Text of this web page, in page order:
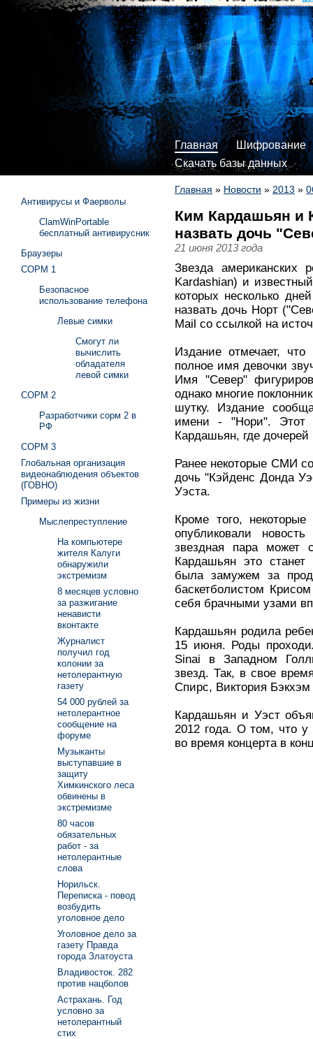
Главная
Шифрование
Скачать базы данных
Главная » Новости » 2013 »
Ким Кардашьян и
назвать дочь
21 июня 2013 года
Звезда американских
Kardashian) и
которых несколько
назвать дочь Норт
Mail со ссылкой на
Издание отмечает,
полное имя девочки
Имя "Север"
однако многие
шутку. Издание
имени - "Нори". Этот
Кардашьян, где дочерей
Ранее некоторые СМИ
дочь "Кэйденс Донда
Уэста.
Кроме того,
опубликовали
звездная пара может
Кардашьян это
была замужем за
баскетболистом
себя брачными узами
Кардашьян родила
15 июня. Роды
Sinai в Западном
звезд. Так, в свое
Спирс, Виктория
Кардашьян и Уэст
2012 года. О том, что у
во время концерта в
Антивирусы и Фаерволы
ClamWinPortable
бесплатный антивирусник
Браузеры
СОРМ 1
Безопасное
использование телефона
Левые симки
Смогут ли
вычислить
обладателя
левой симки
СОРМ 2
Разработчики сорм 2 в
РФ
СОРМ 3
Глобальная организация
видеонаблюдения объектов
(ГОВНО)
Примеры из жизни
Мыслепреступление
На компьютере
жителя Калуги
обнаружили
экстремизм
8 месяцев условно
за разжигание
ненависти
вконтакте
Журналист
получил год
колонии за
нетолерантную
газету
54 000 рублей за
нетолерантное
сообщение на
форуме
Музыканты
выступавшие в
защиту
Химкинского леса
обвинены в
экстремизме
80 часов
обязательных
работ - за
нетолерантные
слова
Норильск.
Переписка - повод
возбудить
уголовное дело
Уголовное дело за
газету Правда
города Златоуста
Владивосток. 282
против нацболов
Астрахань. Год
условно за
нетолерантный
стих